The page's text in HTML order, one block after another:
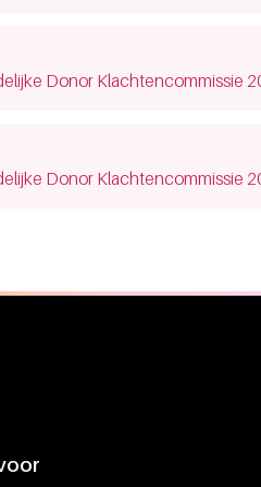
Donor Klachtencommissie
Donor Klachtencommissie